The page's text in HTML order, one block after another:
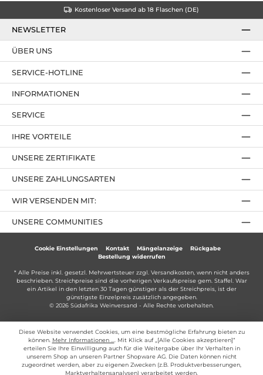
Kostenloser Versand ab 18 Flaschen (DE)
NEWSLETTER
SERVICE-HOTLINE
IHRE VORTEILE
UNSERE ZAHLUNGSARTEN
ÜBER UNS
UNSERE ZERTIFIKATE
INFORMATIONEN
SERVICE
UNSERE COMMUNITIES
WIR VERSENDEN MIT:
Cookie Einstellungen Kontakt Mängelanzeige
Rückgabe
Bestellung widerrufen
* Alle Preise inkl. gesetzl. Mehrwertsteuer zzgl. Versandkosten, wenn nicht anders
beschrieben. Streichpreise sind die vorherigen Verkaufspreise gem. Staffel. War
ein Artikel in den letzten 30 Tagen günstiger als der Streichpreis, ist der
günstigste Einzelpreis zusätzlich angegeben.
© 2026 Südafrika Weinversand - Alle Rechte vorbehalten.
Diese Website verwendet Cookies, um eine bestmögliche Erfahrung bieten zu
können. Mehr Informationen ...
. Mit Klick auf „[Alle Cookies akzeptieren]“
erteilen Sie Ihre Einwilligung auch für die Weitergabe über Ihr Verhalten in
unserem Shop an unseren Partner Shopware AG. Die Daten können nicht
zugeordnet werden, aber zu eigenen Zwecken (z.B. Produktverbesserungen,
Marktverhaltensanalysen) verarbeitet werden.